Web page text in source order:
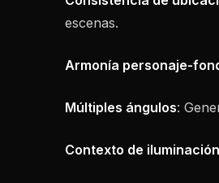
escenas.
Armonía personaje-
Múltiples ángulos:
Contexto de iluminación